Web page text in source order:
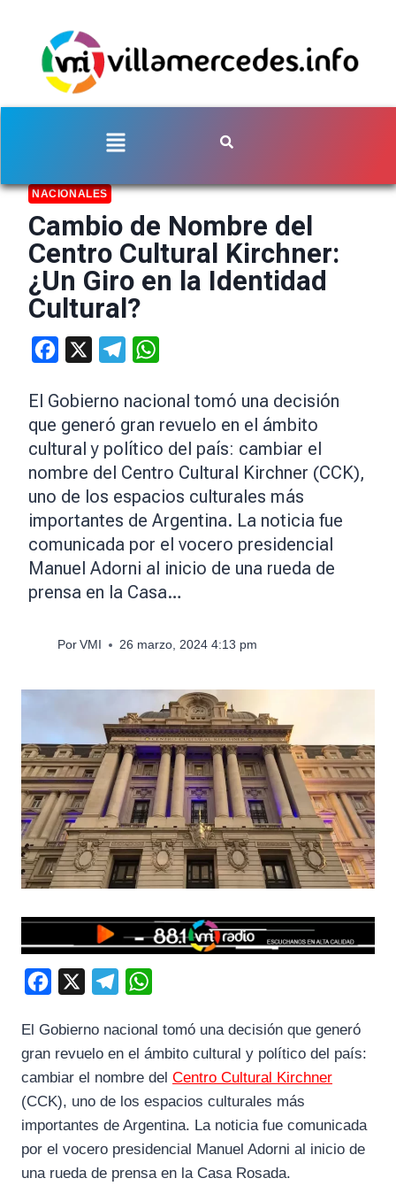
NACIONALES
Cambio de Nombre del
Centro Cultural Kirchner:
¿Un Giro en la Identidad
Cultural?
Facebook Telegram
El Gobierno nacional tomó una decisión
que generó gran revuelo en el ámbito
cultural y político del país: cambiar el
nombre del Centro Cultural Kirchner (CCK),
uno de los espacios culturales más
importantes de Argentina. La noticia fue
comunicada por el vocero presidencial
Manuel Adorni al inicio de una rueda de
prensa en la Casa…
Por VMI 26 marzo, 2024 4:13 pm
c
e
b
o
o
k
l
e
g
m
a
t
s
A
p
p
El Gobierno nacional tomó una decisión que generó
gran revuelo en el ámbito cultural y político del país:
cambiar el nombre del Centro Cultural Kirchner
(CCK), uno de los espacios culturales más
importantes de Argentina. La noticia fue comunicada
por el vocero presidencial Manuel Adorni al inicio de
una rueda de prensa en la Casa Rosada.